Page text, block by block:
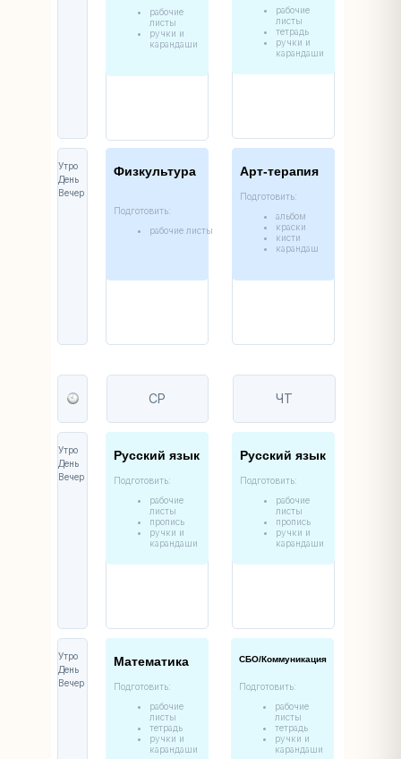
Подготовить:
рабочие
листы
тетрадь
ручки и
карандаши
СБО/Коммуникация
Подготовить:
рабочие
листы
тетрадь
ручки и
карандаши
Математика
Подготовить:
рабочие
листы
пропись
ручки и
карандаши
Русский язык
Подготовить:
рабочие
листы
пропись
ручки и
карандаши
Русский язык
рабочие
листы
ручки и
карандаши
рабочие
листы
тетрадь
ручки и
карандаши
Подготовить:
рабочие листы
Физкультура
СР ЧТ
Утро
День
Вечер
Утро
День
Вечер
Утро
День
Вечер
Арт-терапия
Подготовить:
альбом
краски
кисти
карандаш